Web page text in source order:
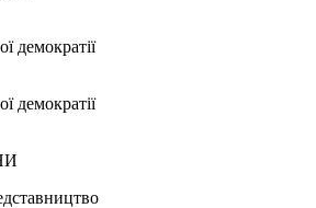
демократії
демократії